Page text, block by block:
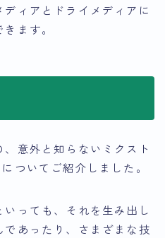
ィアとドライメディアに
ます。
意外と知らないミクスト
ついてご紹介しました。
っても、それを生み出し
あったり、さまざまな技